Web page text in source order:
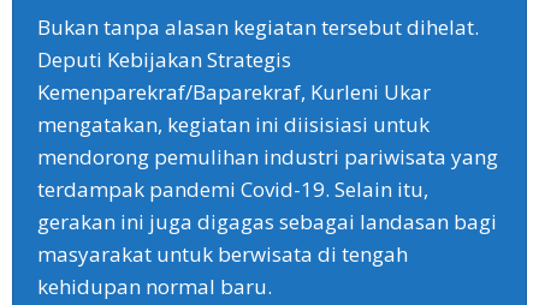
Bukan tanpa alasan kegiatan tersebut dihelat.
Deputi Kebijakan Strategis
Kemenparekraf/Baparekraf, Kurleni Ukar
mengatakan, kegiatan ini diisisiasi untuk
mendorong pemulihan industri pariwisata yang
terdampak pandemi Covid-19. Selain itu,
gerakan ini juga digagas sebagai landasan bagi
masyarakat untuk berwisata di tengah
kehidupan normal baru.